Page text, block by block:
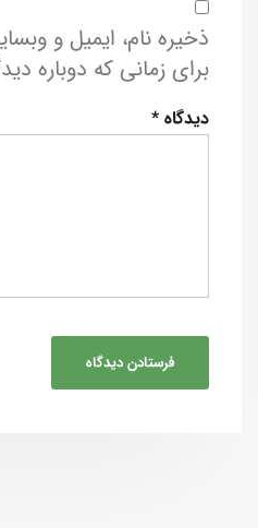
ذخیره نام، ایمیل و
برای زمانی که دوباره
دیدگاه*